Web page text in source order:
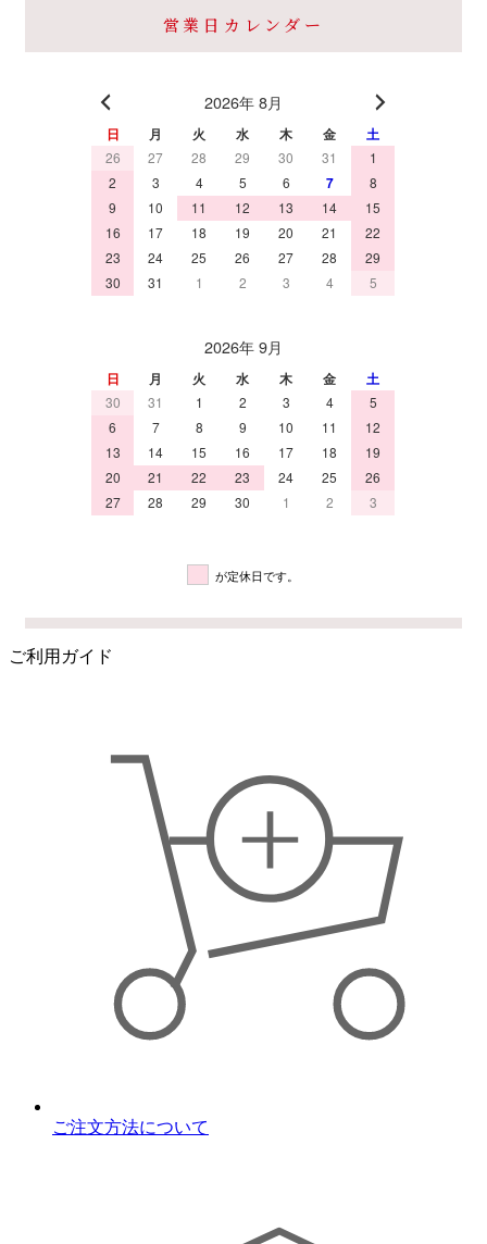
営業日カレンダー
2026年 8月
日 月 火 水 木 金 土
26 27 28 29 30 31
1
2
3 4 5 6 7
8
9
10 11 12 13 14
15
16
17 18 19 20 21
22
23
24 25 26 27 28
29
30
31 1 2 3 4 5
2026年 9月
日 月 火 水 木 金 土
30 31 1 2 3 4
5
6
7 8 9 10 11
12
13
14 15 16 17 18
19
20
21 22 23 24 25
26
27
28 29 30 1 2 3
が定休日です。
ご利用ガイド
ご注文方法について